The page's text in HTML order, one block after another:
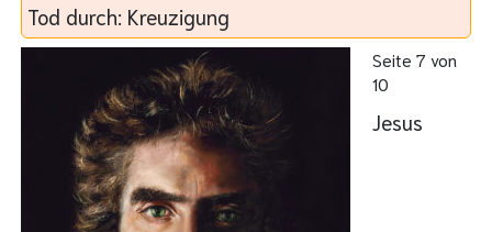
Tod durch: Kreuzigung
Seite 7 von
10
Jesus